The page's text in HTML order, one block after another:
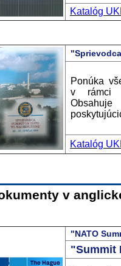
Katalóg
Ponúka
v rámci
Katalóg
v
"NATO
"Summit